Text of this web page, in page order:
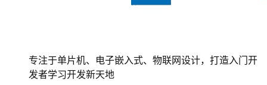
专注于单片机、电子嵌入式、物联网设计，打造入门开
发者学习开发新天地